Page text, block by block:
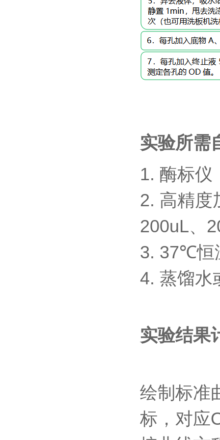
实验所需
1. 酶标仪
2. 高精度
200uL、
3. 37℃恒
4. 蒸馏水
实验结果
绘制标准
标，对应